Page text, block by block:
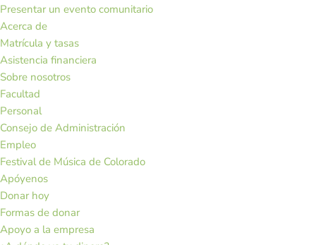
Presentar un evento comunitario
Acerca de
Matrícula y tasas
Asistencia financiera
Sobre nosotros
Facultad
Personal
Consejo de Administración
Empleo
Festival de Música de Colorado
Apóyenos
Donar hoy
Formas de donar
Apoyo a la empresa